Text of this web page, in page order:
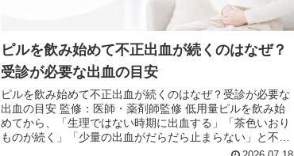
ピルを飲み始めて不正出血が続くのはなぜ？
受診が必要な出血の目安
ピルを飲み始めて不正出血が続くのはなぜ？受診が必要な
出血の目安 監修：医師・薬剤師監修 低用量ピルを飲み始
めてから、「生理ではない時期に出血する」「茶色いおり
ものが続く」「少量の出血がだらだら止まらない」と不安